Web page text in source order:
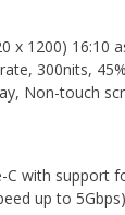
x 1200) 16:10
300nits,
Non-touch
C with support
up to 5Gbps)